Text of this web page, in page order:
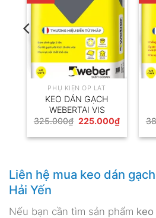
PHỤ KIỆN ỐP LÁT
KEO DÁN GẠCH
WEBERTAI VIS
325.000₫ Giá
là:
225.000₫Giá
tại
Liên hệ mua keo dán
Hải Yến
Nếu bạn cần tìm sản phẩm keo